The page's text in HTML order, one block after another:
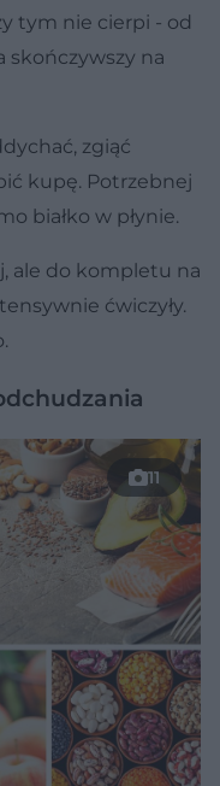
tym nie cierpi - od
skończywszy na
zgiąć
kupę. Potrzebnej
białko w płynie.
ale do kompletu na
ćwiczyły.
11